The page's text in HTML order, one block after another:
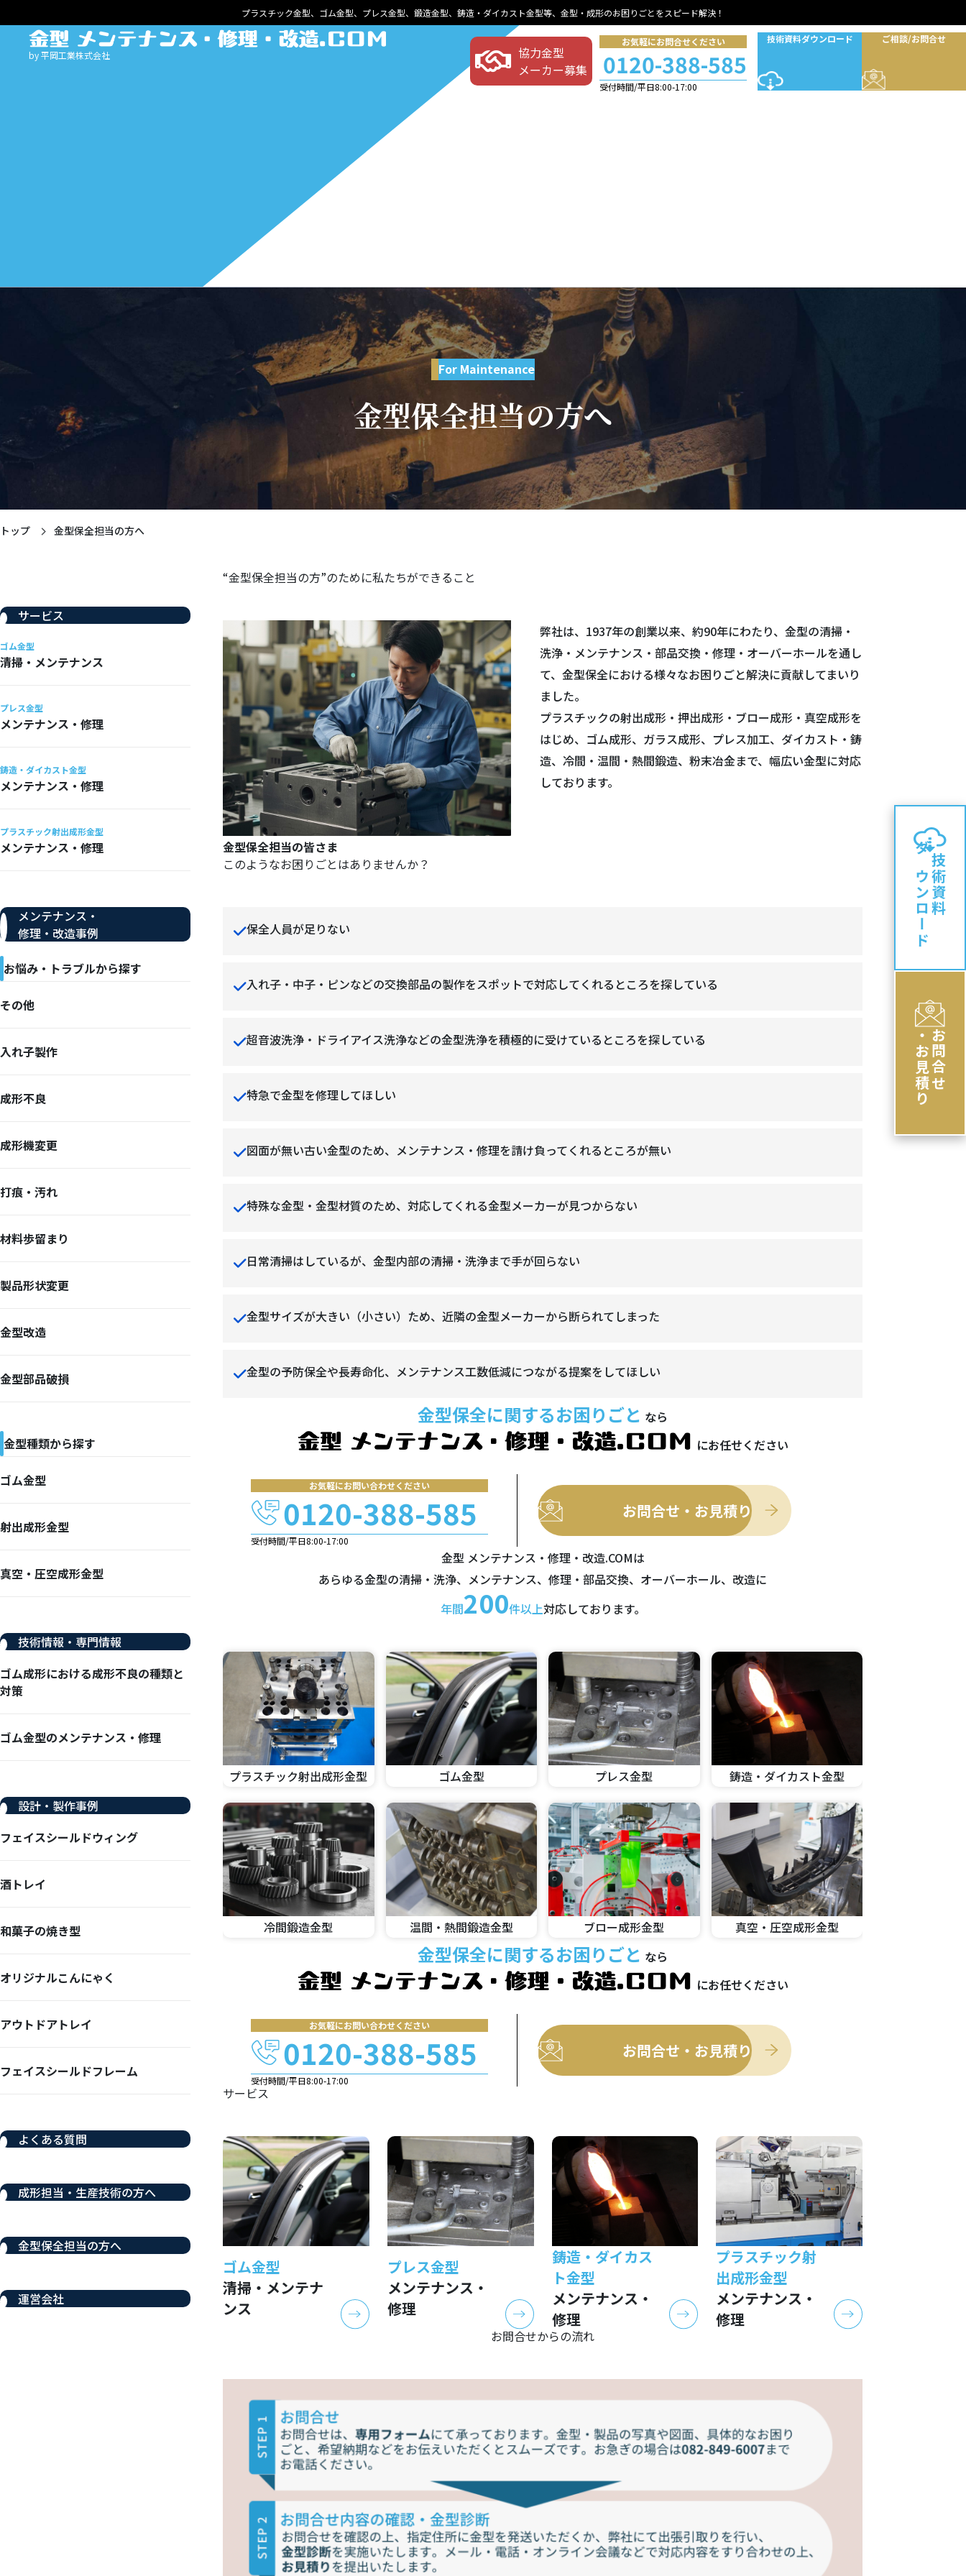
プラスチック金型、ゴム金型、プレス金型、鍛造金型、鋳造・ダイカスト金型等、金型・成形のお困りごとをスピード解決！
by 平岡工業株式会社
協力金型
メーカー募集
お気軽にお問合せください
0120-388-585
受付時間/平日8:00-17:00
技術資料ダウンロード ご相談/お問合せ
For Maintenance
金型保全担当の方へ
トップ 金型保全担当の方へ
サービス
ゴム金型
清掃・メンテナンス
プレス金型
メンテナンス・修理
鋳造・ダイカスト金型
メンテナンス・修理
プラスチック射出成形金型
メンテナンス・修理
メンテナンス・
修理・改造事例
お悩み・トラブルから探す
その他
入れ子製作
成形不良
成形機変更
打痕・汚れ
材料歩留まり
製品形状変更
金型改造
金型部品破損
金型種類から探す
ゴム金型
射出成形金型
真空・圧空成形金型
技術情報・専門情報
ゴム成形における成形不良の種類と
対策
ゴム金型のメンテナンス・修理
設計・製作事例
フェイスシールドウィング
酒トレイ
和菓子の焼き型
オリジナルこんにゃく
アウトドアトレイ
フェイスシールドフレーム
よくある質問
成形担当・生産技術の方へ
金型保全担当の方へ
運営会社
“金型保全担当の方”のために私たちができること
弊社は、1937年の創業以来、約90年にわたり、金型の清掃・
洗浄・メンテナンス・部品交換・修理・オーバーホールを通し
て、金型保全における様々なお困りごと解決に貢献してまいり
ました。
プラスチックの射出成形・押出成形・ブロー成形・真空成形を
はじめ、ゴム成形、ガラス成形、プレス加工、ダイカスト・鋳
造、冷間・温間・熱間鍛造、粉末冶金まで、幅広い金型に対応
しております。
金型保全担当の皆さま
このようなお困りごとはありませんか？
保全人員が足りない
入れ子・中子・ピンなどの交換部品の製作をスポットで対応してくれるところを探している
超音波洗浄・ドライアイス洗浄などの金型洗浄を積極的に受けているところを探している
特急で金型を修理してほしい
図面が無い古い金型のため、メンテナンス・修理を請け負ってくれるところが無い
特殊な金型・金型材質のため、対応してくれる金型メーカーが見つからない
日常清掃はしているが、金型内部の清掃・洗浄まで手が回らない
金型サイズが大きい（小さい）ため、近隣の金型メーカーから断られてしまった
金型の予防保全や長寿命化、メンテナンス工数低減につながる提案をしてほしい
金型保全に関するお困りごと なら
にお任せください
お気軽にお問い合わせください
0120-388-585
受付時間/平日8:00-17:00
お問合せ・お見積り
金型 メンテナンス・修理・改造.COMは
あらゆる金型の清掃・洗浄、メンテナンス、修理・部品交換、オーバーホール、改造に
年間200件以上対応しております。
プラスチック射出成形金型 ゴム金型 プレス金型 鋳造・ダイカスト金型
冷間鍛造金型 温間・熱間鍛造金型 ブロー成形金型 真空・圧空成形金型
金型保全に関するお困りごと なら
にお任せください
お気軽にお問い合わせください
0120-388-585
受付時間/平日8:00-17:00
お問合せ・お見積り
サービス
ゴム金型
清掃・メンテナ
ンス
プレス金型
メンテナンス・
修理
鋳造・ダイカス
ト金型
メンテナンス・
修理
プラスチック射
出成形金型
メンテナンス・
修理
お問合せからの流れ
技術資料
ダウンロード
お問合せ
・お見積り